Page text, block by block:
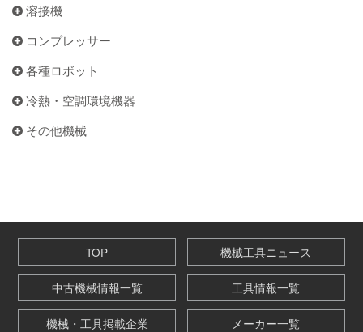
溶接機
コンプレッサー
各種ロボット
冷熱・空調環境機器
その他機械
TOP 機械工具ニュース
中古機械情報一覧 工具情報一覧
機械・工具掲載企業 メーカー一覧